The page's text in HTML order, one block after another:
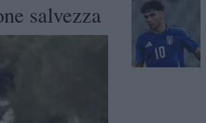
salvezza